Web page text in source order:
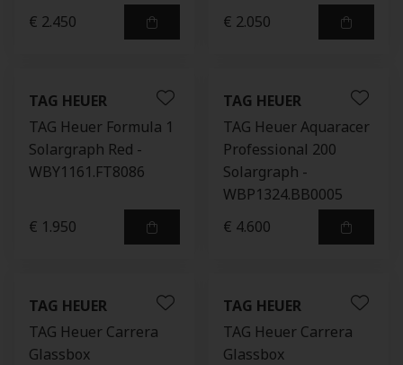
€ 2.450
€ 2.050
TAG HEUER
TAG Heuer Formula 1
Solargraph Red -
WBY1161.FT8086
€ 1.950
TAG HEUER
TAG Heuer Aquaracer
Professional 200
Solargraph -
WBP1324.BB0005
€ 4.600
TAG HEUER
TAG Heuer Carrera
Glassbox
TAG HEUER
TAG Heuer Carrera
Glassbox